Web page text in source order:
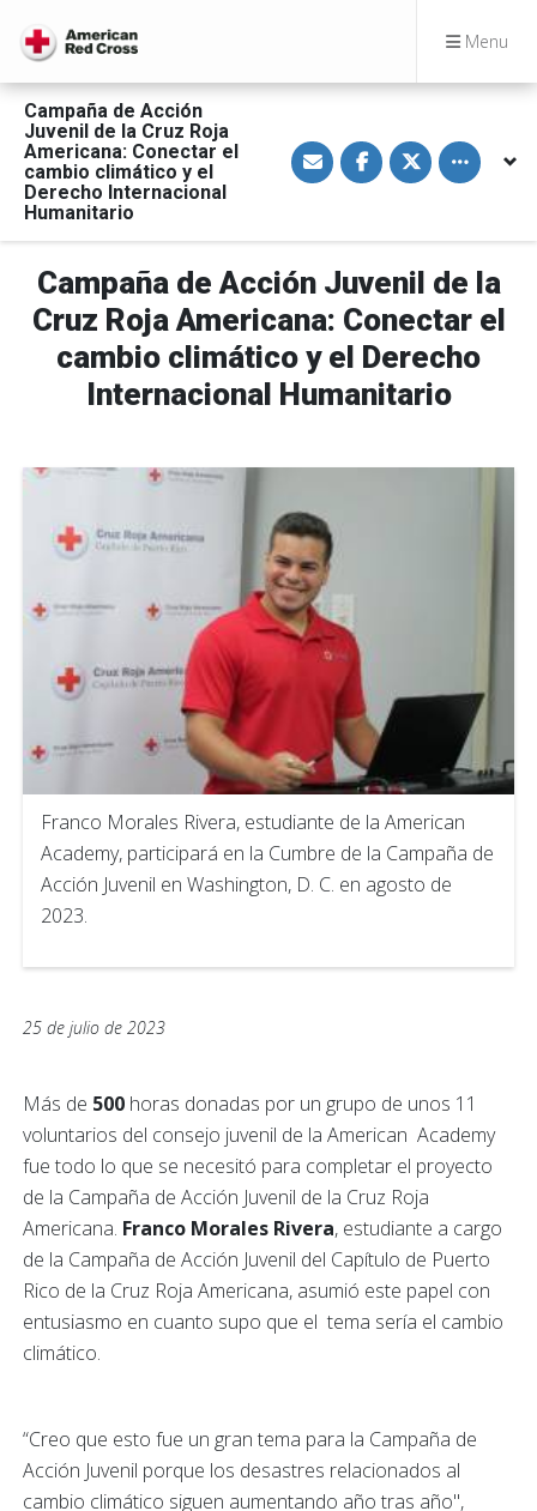
Menu
Campaña de Acción
Juvenil de la Cruz Roja
Americana: Conectar el
cambio climático y el
Derecho Internacional
Humanitario
S
h
a
i
E
m
a
i
S
h
a
n
a
c
e
b
o
o
S
h
a
n
w
i
t
t
e
r
Toggle
Campaña de Acción Juvenil de la
Cruz Roja Americana: Conectar el
cambio climático y el Derecho
Internacional Humanitario
Franco Morales Rivera, estudiante de la American
Academy, participará en la Cumbre de la Campaña de
Acción Juvenil en Washington, D. C. en agosto de
2023.
25 de julio de 2023
Más de 500 horas donadas por un grupo de unos 11
voluntarios del consejo juvenil de la American Academy
fue todo lo que se necesitó para completar el proyecto
de la Campaña de Acción Juvenil de la Cruz Roja
Americana. Franco Morales Rivera, estudiante a cargo
de la Campaña de Acción Juvenil del Capítulo de Puerto
Rico de la Cruz Roja Americana, asumió este papel con
entusiasmo en cuanto supo que el tema sería el cambio
climático.
“Creo que esto fue un gran tema para la Campaña de
Acción Juvenil porque los desastres relacionados al
cambio climático siguen aumentando año tras año",